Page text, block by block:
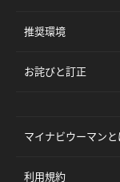
推奨環境
お詫びと訂正
マイナビウーマン
利用規約